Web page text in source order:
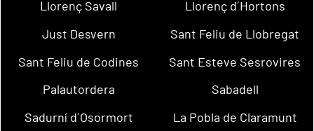
Llorenç Savall
Llorenç d´Hortons
Just Desvern
Sant Feliu de Llobregat
Sant Feliu de Codines
Sant Esteve Sesrovires
Palautordera
Sabadell
Sadurní d´Osormort
La Pobla de Claramunt